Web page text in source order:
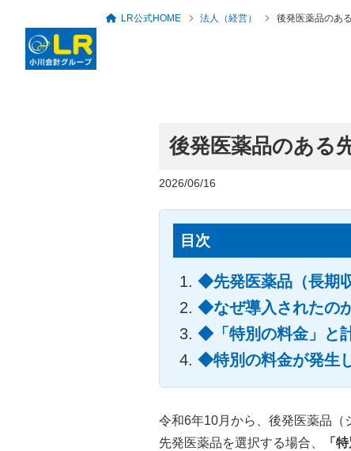
LR公式HOME 法人（経営） 後発医薬品のあ
後発医薬品のある
2026/06/16
目次
◆先発医薬品（長期
◆なぜ導入されたの
◆「特別の料金」と
◆特別の料金が発生
令和6年10月から、後発医薬品（
先発医薬品を選択する場合、
「